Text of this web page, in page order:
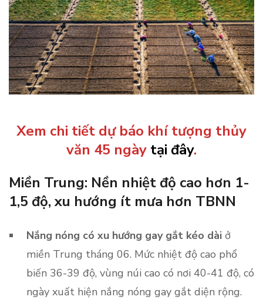
Xem chi tiết dự báo khí tượng thủy
văn 45 ngày tại đây.
Miền Trung: Nền nhiệt độ cao hơn 1-
1,5 độ, xu hướng ít mưa hơn TBNN
Nắng nóng có xu hướng gay gắt kéo dài ở
miền Trung tháng 06. Mức nhiệt độ cao phổ
biến 36-39 độ, vùng núi cao có nơi 40-41 độ, có
ngày xuất hiện nắng nóng gay gắt diện rộng.